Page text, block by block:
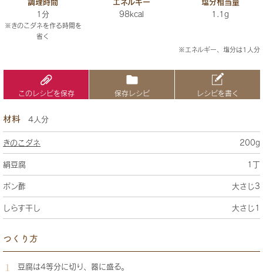
1分
※きのこダネを作る時間を
省く
98kcal
1.1g
※エネルギー、塩分は1人分
このレシピを保存 保存レシピ レシピを書く
材料 4人分
きのこダネ 200g
絹豆腐 1丁
ポン酢 大さじ3
しらす干し 大さじ1
つくり方
豆腐は4等分に切り、器に盛る。